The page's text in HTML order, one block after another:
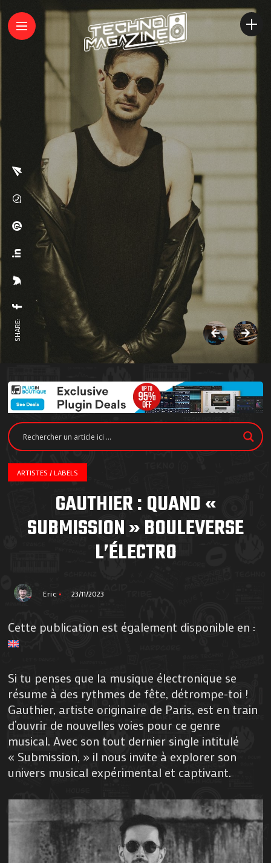
SHARE:
ARTISTES / LABELS
GAUTHIER : QUAND «
SUBMISSION » BOULEVERSE
L’ÉLECTRO
Eric 23/11/2023
Cette publication est également disponible en :
Si tu penses que la musique électronique se
résume à des rythmes de fête, détrompe-toi !
Gauthier, artiste originaire de Paris, est en train
d’ouvrir de nouvelles voies pour ce genre
musical. Avec son tout dernier single intitulé
« Submission, » il nous invite à explorer son
univers musical expérimental et captivant.